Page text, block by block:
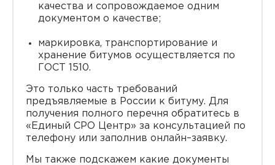
качества и сопровождаемое одним
документом о качестве;
маркировка, транспортирование и
хранение битумов осуществляется по
ГОСТ 1510.
Это только часть требований
предъявляемые в России к битуму. Для
получения полного перечня обратитесь в
«Единый СРО Центр» за консультацией по
телефону или заполнив онлайн–заявку.
Мы также подскажем какие документы